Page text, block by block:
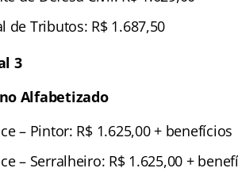
de Tributos: R$ 1.687,50
3
Alfabetizado
– Pintor: R$ 1.625,00 + benefícios
– Serralheiro: R$ 1.625,00 +